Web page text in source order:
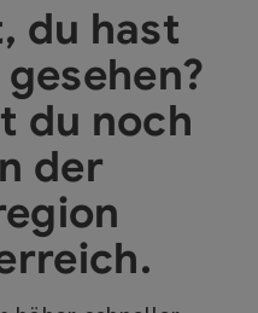
du hast
du noch
der